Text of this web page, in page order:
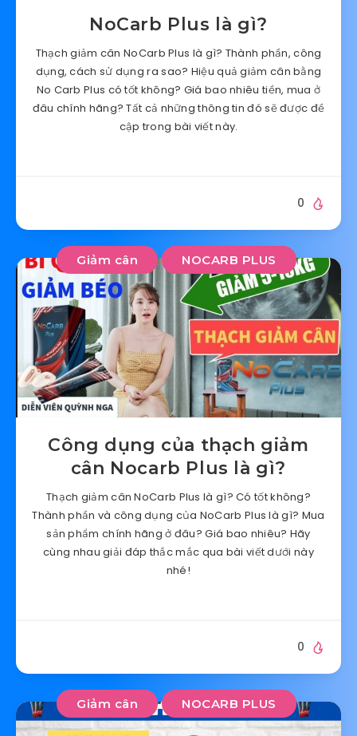
NoCarb Plus là gì?
Thạch giảm cân NoCarb Plus là gì? Thành phần, công
dụng, cách sử dụng ra sao? Hiệu quả giảm cân bằng
No Carb Plus có tốt không? Giá bao nhiêu tiền, mua ở
đâu chính hãng? Tất cả những thông tin đó sẽ được đề
cập trong bài viết này.
0
Giảm cân NOCARB PLUS
Công dụng của thạch giảm
cân Nocarb Plus là gì?
Thạch giảm cân NoCarb Plus là gì? Có tốt không?
Thành phần và công dụng của NoCarb Plus là gì? Mua
sản phẩm chính hãng ở đâu? Giá bao nhiêu? Hãy
cùng nhau giải đáp thắc mắc qua bài viết dưới này
nhé!
0
Giảm cân NOCARB PLUS